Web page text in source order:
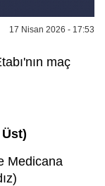
17 Nisan 2026 - 17:53
maç
Medicana